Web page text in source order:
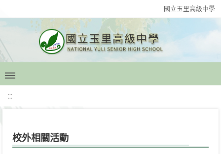
國立玉里高級中學
:::
校外相關活動